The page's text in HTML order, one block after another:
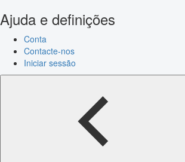
Ajuda e definições
Conta
Contacte-nos
Iniciar sessão